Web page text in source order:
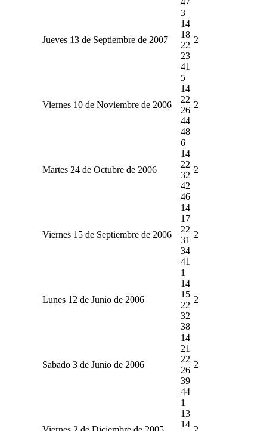
Jueves 13 de Septiembre de 2007
3
14
18
22
23
41
2
Viernes 10 de Noviembre de 2006
5
14
22
26
44
48
2
Martes 24 de Octubre de 2006
6
14
22
32
42
46
2
Viernes 15 de Septiembre de 2006
14
17
22
31
34
41
2
Lunes 12 de Junio de 2006
1
14
15
22
32
38
2
Sabado 3 de Junio de 2006
14
21
22
26
39
44
2
1
13
14